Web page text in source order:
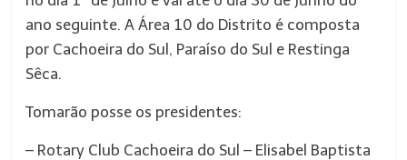
ano seguinte. A Área 10 do Distrito é composta
por Cachoeira do Sul, Paraíso do Sul e Restinga
Sêca.
Tomarão posse os presidentes:
– Rotary Club Cachoeira do Sul – Elisabel Baptista